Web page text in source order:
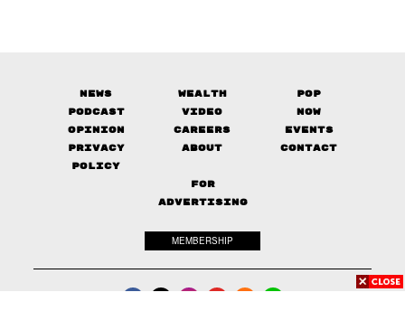
News Wealth
Pop
Podcast
Video
Now
Opinion
Careers
Events
Privacy
Policy
About Contact
FOR
ADVERTISING
MEMBERSHIP